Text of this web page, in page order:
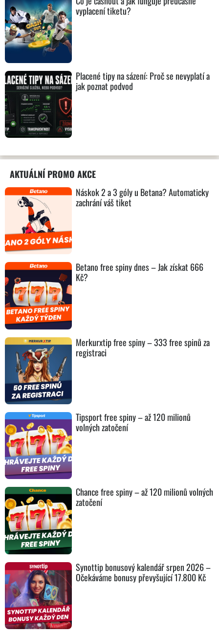
vyplacení tiketu?
Placené tipy na sázení: Proč se nevyplatí a
jak poznat podvod
AKTUÁLNÍ PROMO AKCE
Náskok 2 a 3 góly u Betana? Automaticky
zachrání váš tiket
Betano free spiny dnes – Jak získat 666
Kč?
Merkurxtip free spiny – 333 free spinů za
registraci
Tipsport free spiny – až 120 milionů
volných zatočení
Chance free spiny – až 120 milionů volných
zatočení
Synottip bonusový kalendář srpen 2026 –
Očekáváme bonusy převyšující 17.800 Kč